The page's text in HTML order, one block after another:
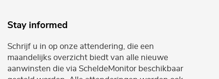
Stay informed
Schrijf u in op onze attendering, die een
maandelijks overzicht biedt van alle nieuwe
aanwinsten die via ScheldeMonitor beschikbaar